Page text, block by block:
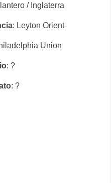
/ Inglaterra
: Leyton Orient
Union
: ?
: ?